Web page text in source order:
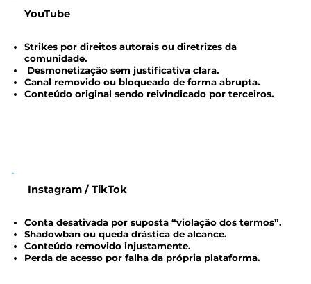
YouTube
Strikes por direitos autorais ou diretrizes da
comunidade.
Desmonetização sem justificativa clara.
Canal removido ou bloqueado de forma abrupta.
Conteúdo original sendo reivindicado por terceiros.
Instagram / TikTok
Conta desativada por suposta “violação dos termos”.
Shadowban ou queda drástica de alcance.
Conteúdo removido injustamente.
Perda de acesso por falha da própria plataforma.